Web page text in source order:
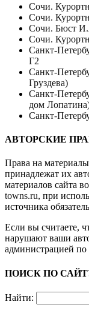
Сочи.
Сочи.
Сочи. Бюст
Сочи.
Санкт-
Г2
Санкт-
Груздева)
Санкт-
дом
Санкт-
АВТОРСКИЕ
Права на
принадлежат их
материалов сайта
towns.ru, при
источника
Если вы считаете,
нарушают ваши
администрацией по
ПОИСК ПО
Найти: